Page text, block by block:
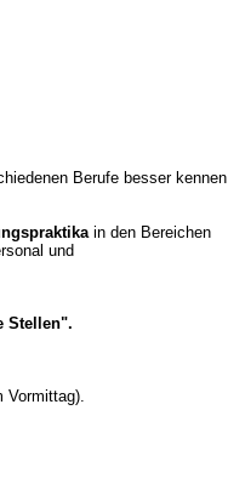
Berufe besser kennen
in den Bereichen
und
Stellen".
Vormittag).